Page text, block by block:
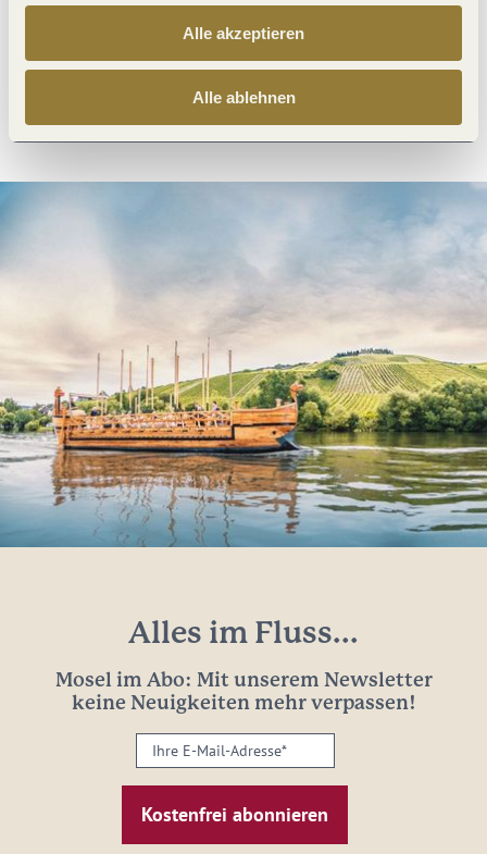
Alle akzeptieren
Alle ablehnen
Alles im Fluss...
Mosel im Abo: Mit unserem Newsletter
keine Neuigkeiten mehr verpassen!
Ihre
E-
Mail-
Adresse: